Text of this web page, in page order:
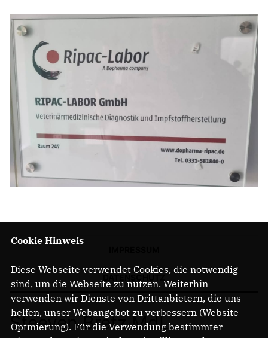
Steeven Bretz MdL
Cookie Hinweis
Diese Webseite verwendet Cookies, die notwendig
sind, um die Webseite zu nutzen. Weiterhin
verwenden wir Dienste von Drittanbietern, die uns
helfen, unser Webangebot zu verbessern (Website-
Optmierung). Für die Verwendung bestimmter